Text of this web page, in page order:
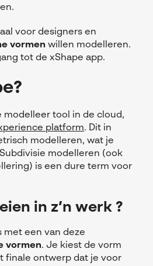
voor designers en
vormen willen modelleren.
tot de xShape app.
modelleer tool in de cloud,
platform. Dit in
modelleren, wat je
modelleren (ook
is een dure term voor
in z’n werk ?
met een van deze
vormen. Je kiest de vorm
finale ontwerp dat je voor